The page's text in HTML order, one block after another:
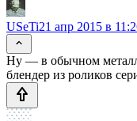
USeTi21 апр 2015 в
Ну — в обычном
блендер из роликов